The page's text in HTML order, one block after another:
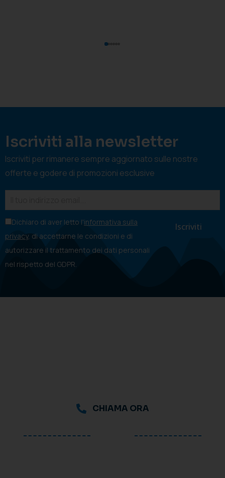
Iscriviti alla newsletter
Iscriviti per rimanere sempre aggiornato sulle nostre
offerte e godere di promozioni esclusive
Dichiaro di aver letto l'informativa sulla
privacy, di accettarne le condizioni e di
autorizzare il trattamento dei dati personali
nel rispetto del GDPR.
CHIAMA ORA